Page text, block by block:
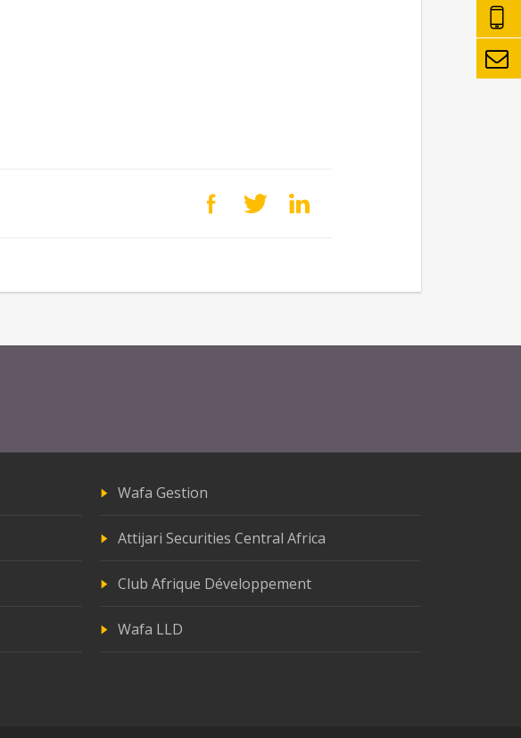
Wafa Gestion
Attijari Securities Central Africa
Club Afrique Développement
Wafa LLD